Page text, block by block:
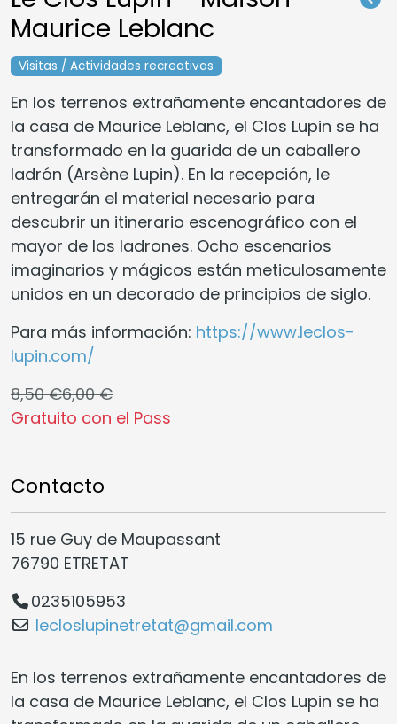
Maurice Leblanc
Visitas / Actividades recreativas
En los terrenos extrañamente encantadores de
la casa de Maurice Leblanc, el Clos Lupin se ha
transformado en la guarida de un caballero
ladrón (Arsène Lupin). En la recepción, le
entregarán el material necesario para
descubrir un itinerario escenográfico con el
mayor de los ladrones. Ocho escenarios
imaginarios y mágicos están meticulosamente
unidos en un decorado de principios de siglo.
Para más información: https://www.leclos-
lupin.com/
8,50 €6,00 €
Gratuito con el Pass
Contacto
15 rue Guy de Maupassant
76790 ETRETAT
0235105953
lecloslupinetretat@gmail.com
En los terrenos extrañamente encantadores de
la casa de Maurice Leblanc, el Clos Lupin se ha